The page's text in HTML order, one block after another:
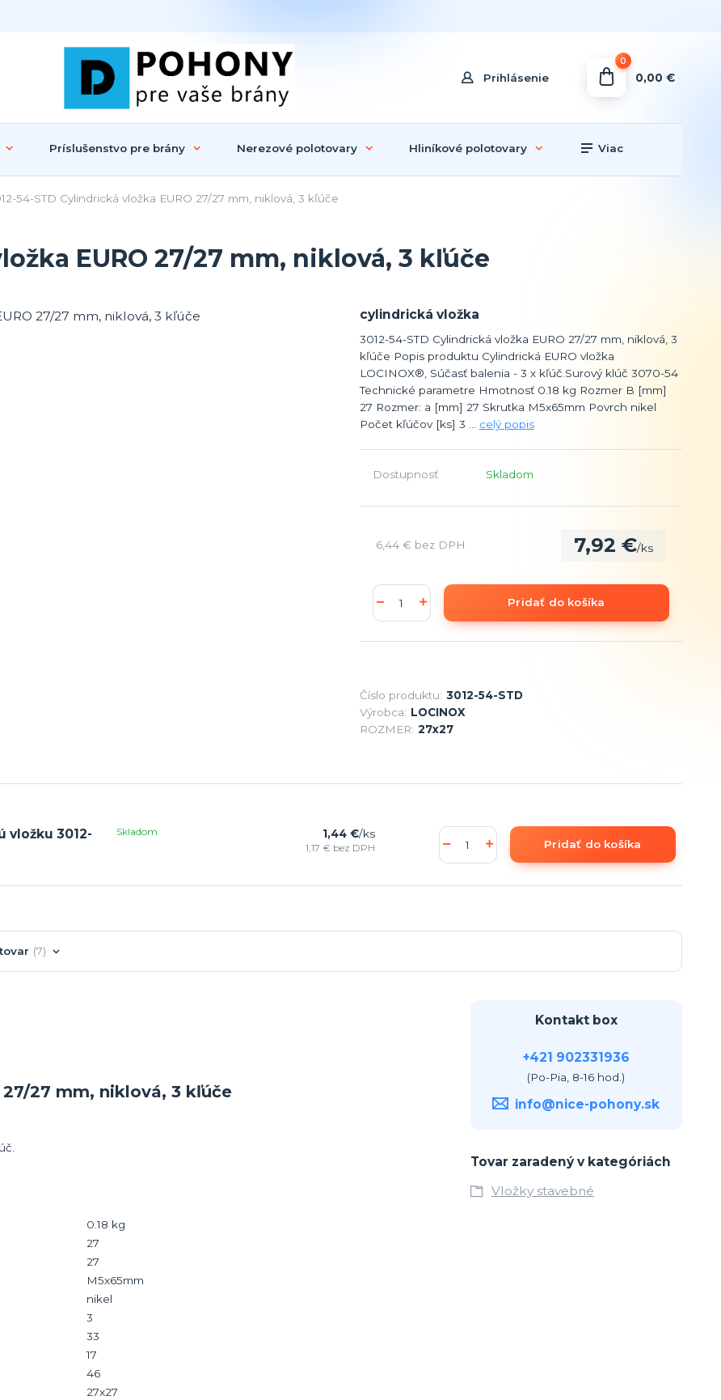
Prihlásenie
0
0,00 €
Príslušenstvo pre brány Nerezové polotovary Hliníkové polotovary Viac
54-STD Cylindrická vložka EURO 27/27 mm, niklová, 3 kľúče
EURO 27/27 mm, niklová, 3 kľúče
cylindrická vložka
3012-54-STD Cylindrická vložka EURO 27/27 mm, niklová, 3
kľúče Popis produktu Cylindrická EURO vložka
LOCINOX®, Súčasť balenia - 3 x kľúč.Surový klúč 3070-54
Technické parametre Hmotnosť 0.18 kg Rozmer B [mm]
27 Rozmer: a [mm] 27 Skrutka M5x65mm Povrch nikel
Počet kľúčov [ks] 3 ... celý popis
Dostupnosť Skladom
7,92 €/ks
6,44 € bez DPH
Pridať do košíka
Číslo produktu: 3012-54-STD
Výrobca: LOCINOX
ROZMER: 27x27
vložku 3012-
1,44 €/ks
1,17 € bez DPH
Skladom
Pridať do košíka
7
27 mm, niklová, 3 kľúče
0.18 kg
27
27
M5x65mm
nikel
3
33
17
46
27x27
Kontakt box
+421 902331936
(Po-Pia, 8-16 hod.)
info@nice-pohony.sk
Tovar zaradený v kategóriách
Vložky stavebné